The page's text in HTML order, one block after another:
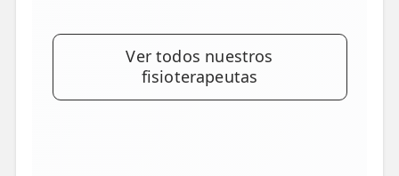
Ver todos nuestros
fisioterapeutas